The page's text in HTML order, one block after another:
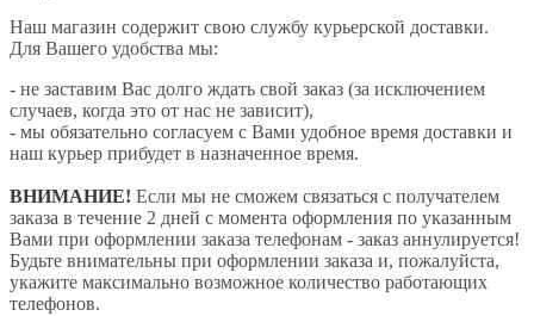
Наш магазин содержит свою службу курьерской доставки.
Для Вашего удобства мы:
- не заставим Вас долго ждать свой заказ (за исключением
случаев, когда это от нас не зависит),
- мы обязательно согласуем с Вами удобное время доставки и
наш курьер прибудет в назначенное время.
ВНИМАНИЕ! Если мы не сможем связаться с получателем
заказа в течение 2 дней с момента оформления по указанным
Вами при оформлении заказа телефонам - заказ аннулируется!
Будьте внимательны при оформлении заказа и, пожалуйста,
укажите максимально возможное количество работающих
телефонов.